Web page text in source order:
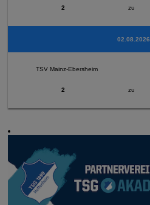
2 zu
02.08.2026
TSV Mainz-Ebersheim
2 zu